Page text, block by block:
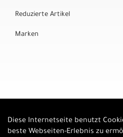
Reduzierte Artikel
Marken
Diese Internetseite benutzt
beste Webseiten-Erlebnis zu